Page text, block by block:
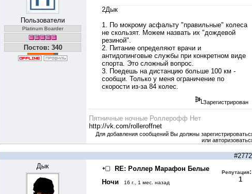
Пользователи
Platinum Boarder
Постов: 340
2Дык
1. По мокрому асфальту "правильные" колеса
не скользят. Можем назвать их "дождевой
резиной".
2. Питание определяют врачи и
антидопинговые службы при конкретном виде
спорта. Это сложный вопрос.
3. Поедешь на дистанцию больше 100 км -
сообщи. Только у меня ограничение по
скорости из-за 84 колес.
Зарегистрирован
Пятничные ночные Роллерофф Нет
http://vk.com/rolleroffnet
Для добавления сообщений Вы должны
или
#2772
Дык
RE: Роллер Марафон Белые
Ночи
16 г., 1 мес. назад
Репутация:
1